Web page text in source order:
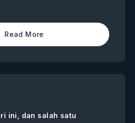
Read More
ini, dan salah satu